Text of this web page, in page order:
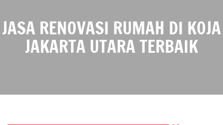
JASA RENOVASI RUMAH DI KOJA
JAKARTA UTARA TERBAIK